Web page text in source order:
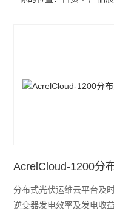
Acrel-5000EIM电气综
分布式光伏运维云平台及
逆变器发电效率及发电收